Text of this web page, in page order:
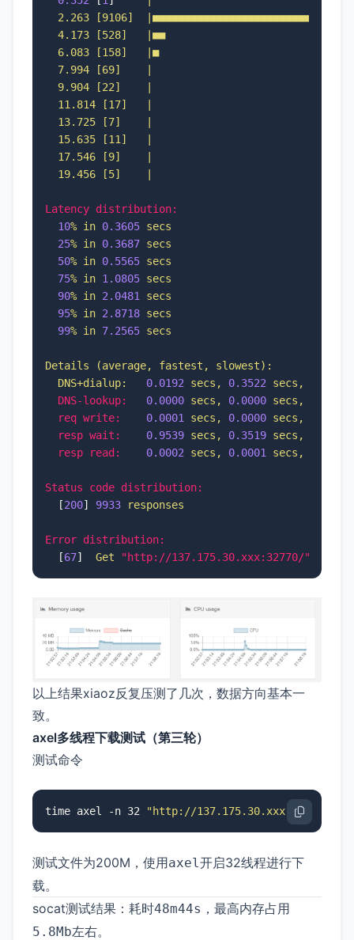
2.263 [9106]
  4.173 [528]   |■■
  6.083 [158]   |■
  7.994 [69]    |
  9.904 [22]    |
  11.814 [17]   |
  13.725 [7]    |
  15.635 [11]   |
  17.546 [9]    |
Latency distribution:
10% in 0.3605 secs
25% in 0.3687 secs
50% in 0.5565 secs
75% in 1.0805 secs
90% in 2.0481
secs
95% in 2.8718 secs
99% in 7.2565 secs
Details (average, fastest,
slowest):
DNS+dialup:
0.0192 secs, 0.3522 secs,
DNS-lookup:
0.0000 secs, 0.0000 secs,
req write:
0.0001 secs, 0.0000 secs,
resp wait:
0.9539 secs, 0.3519 secs,
resp read:
0.0002 secs, 0.0001 secs,
Status code distribution:
  [
200] 9933 responses
Error distribution:
  [
67] Get "http://137.175.30.xxx:32770/":
以上结果xiaoz反复压测了几次，数据方向基本一
致。
axel多线程下载测试（第三轮）
测试命令
time axel -n 32 "http://137.175.30.xxx:32771/
测试文件为200M，使用axel开启32线程进行下
载。
socat测试结果：耗时48m44s ，最高内存占用
5.8Mb左右。